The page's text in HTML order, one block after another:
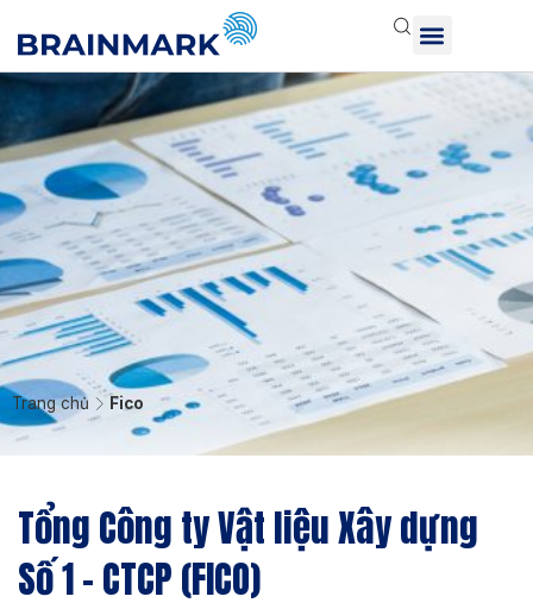
Trang chủ Fico
Tổng Công ty Vật liệu Xây dựng
Số 1 – CTCP (FICO)